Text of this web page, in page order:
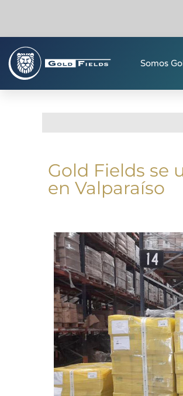
Somos
Gold Fields se
en Valparaíso